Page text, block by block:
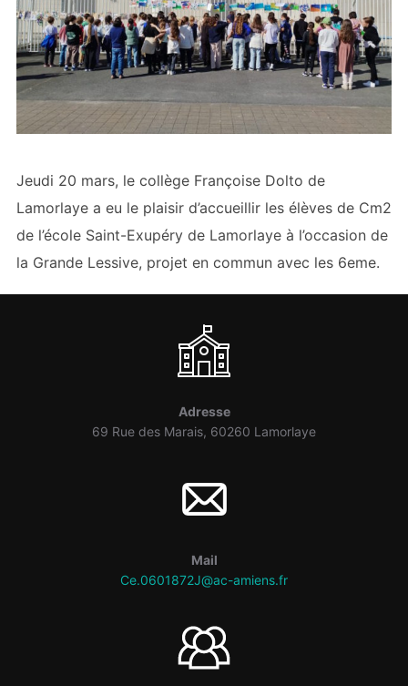
Jeudi 20 mars, le collège Françoise Dolto de
Lamorlaye a eu le plaisir d’accueillir les élèves de Cm2
de l’école Saint-Exupéry de Lamorlaye à l’occasion de
la Grande Lessive, projet en commun avec les 6eme.
Adresse
69 Rue des Marais, 60260 Lamorlaye
Mail
Ce.0601872J@ac-amiens.fr